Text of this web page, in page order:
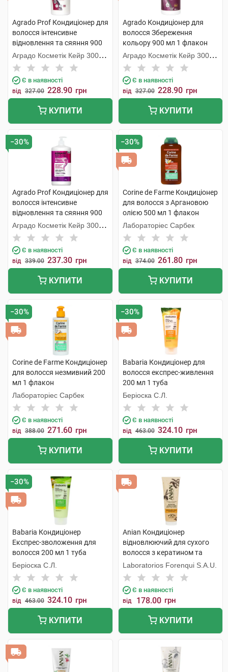
Agrado Prof Кондиціонер для
волосся інтенсивне
відновлення та сяяння 900
мл 1 флакон
Аградо Косметік Кейр 3000
С.Л.У.
Є в наявності
від 327.00 228.90 грн
КУПИТИ
Agrado Кондиціонер для
волосся Збереження
кольору 900 мл 1 флакон
Аградо Косметік Кейр 3000
С.Л.У.
Є в наявності
від 327.00 228.90 грн
КУПИТИ
−30%
Agrado Prof Кондиціонер для
волосся інтенсивне
відновлення та сяяння 900
мл 1 флакон
Аградо Косметік Кейр 3000
С.Л.У.
Є в наявності
від 339.00 237.30 грн
КУПИТИ
−30%
Corine de Farme Кондиціонер
для волосся з Аргановою
олією 500 мл 1 флакон
Лабораторіес Сарбек
Є в наявності
від 374.00 261.80 грн
КУПИТИ
−30%
Corine de Farme Кондиціонер
для волосся незмивний 200
мл 1 флакон
Лабораторіес Сарбек
Є в наявності
від 388.00 271.60 грн
КУПИТИ
−30%
Babaria Кондиціонер для
волосся експрес-живлення
200 мл 1 туба
Беріоска С.Л.
Є в наявності
від 463.00 324.10 грн
КУПИТИ
−30%
Babaria Кондиціонер
Експрес-зволоження для
волосся 200 мл 1 туба
Беріоска С.Л.
Є в наявності
від 463.00 324.10 грн
КУПИТИ
Anian Кондиціонер
відновлюючий для сухого
волосся з кератином та
жожоба 250 мл 1 туба
Laboratorios Forenqui S.A.U.
Є в наявності
від 178.00 грн
КУПИТИ